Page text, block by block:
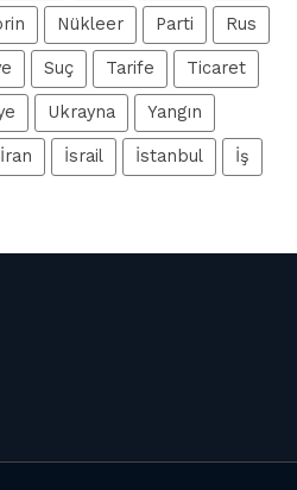
Nükleer Parti Rus
Suç Tarife Ticaret
Ukrayna Yangın
İran İsrail İstanbul İş